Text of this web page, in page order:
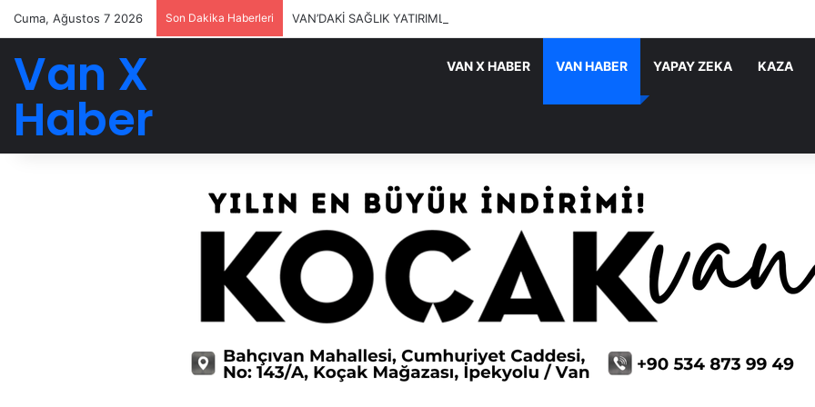
Cuma, Ağustos 7 2026 Son Dakika Haberleri VAN’DAKİ SAĞLIK YATIRIMLARI SÜRÜYOR
Van X
Haber
VAN X HABER VAN HABER YAPAY ZEKA KAZA